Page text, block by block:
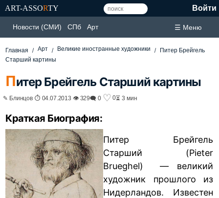
ART-ASSORTY Войти
Новости (СМИ) СПб Арт ☰ Меню
Главная Арт Великие иностранные художники
Питер Брейгель
Старший картины
Питер Брейгель Старший картины
✎ Блинцов ⏱ 04.07.2013 👁 329🗨 0 ♡ 0⏳ 3 мин
Краткая Биография:
Питер Брейгель
Старший (Pieter
Brueghel) — великий
художник прошлого из
Нидерландов. Известен